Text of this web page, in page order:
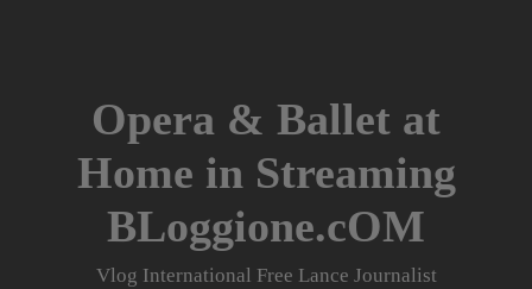
Opera & Ballet at
Home in Streaming
BLoggione.cOM
Vlog International Free Lance Journalist